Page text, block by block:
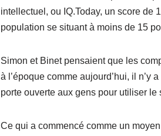
intellectuel, ou IQ.Today, un score de
population se situant à moins de 15
Simon et Binet pensaient que les
à l’époque comme aujourd’hui, il
porte ouverte aux gens pour utiliser
Ce qui a commencé comme un